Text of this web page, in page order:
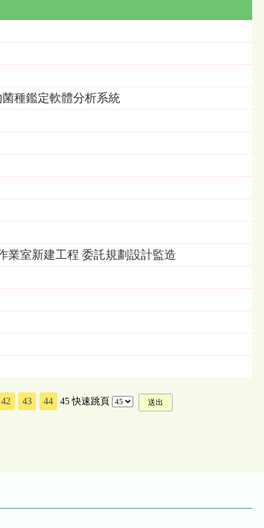
種鑑定軟體分析系統
業室新建工程 委託規劃設計監造
42 43 44 45 快速跳頁